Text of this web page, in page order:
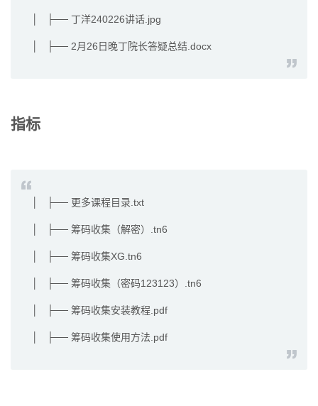
│ ├── 丁洋240226讲话.jpg
│ ├── 2月26日晚丁院长答疑总结.docx
指标
│ ├── 更多课程目录.txt
│ ├── 筹码收集（解密）.tn6
│ ├── 筹码收集XG.tn6
│ ├── 筹码收集（密码123123）.tn6
│ ├── 筹码收集安装教程.pdf
│ ├── 筹码收集使用方法.pdf